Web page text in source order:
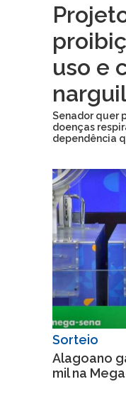
uso e
Senador quer
doenças
dependência
Sorteio
Alagoano
mil na